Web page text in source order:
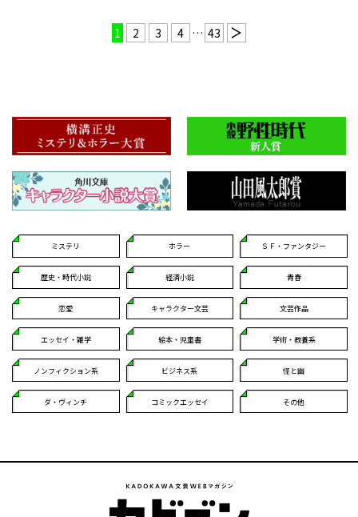
1 2 3 4 … 43
ミステリ ホラー ＳＦ・ファンタジー
歴史・時代小説 経済小説 青春
恋愛 キャラクター文芸 文芸作品
エッセイ・雑学 絵本・児童書 学術・教養系
ノンフィクション系 ビジネス系 怪と幽
ダ・ヴィンチ コミックエッセイ その他